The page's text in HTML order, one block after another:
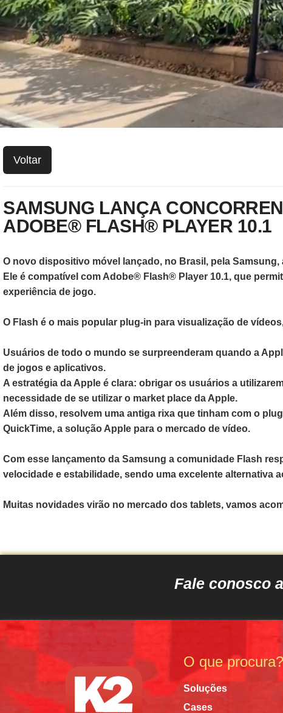
Voltar
SAMSUNG LANÇA
ADOBE® FLASH® PLAYER 10.1
O novo dispositivo móvel lançado, no Brasil, pela
Ele é compatível com Adobe® Flash® Player 10.1, que
experiência de jogo.
O Flash é o mais popular plug-in para visualização de
Usuários de todo o mundo se surpreenderam quando a
de jogos e aplicativos.
A estratégia da Apple é clara: obrigar os usuários a
necessidade de se utilizar o market place da Apple.
Além disso, resolvem uma antiga rixa que tinham com o
QuickTime, a solução Apple para o mercado de vídeo.
Com esse lançamento da Samsung a comunidade Flash
velocidade e estabilidade, sendo uma excelente alternativa
Muitas novidades virão no mercado dos tablets, vamos
Fale conosco
O que procura?
Soluções
Cases